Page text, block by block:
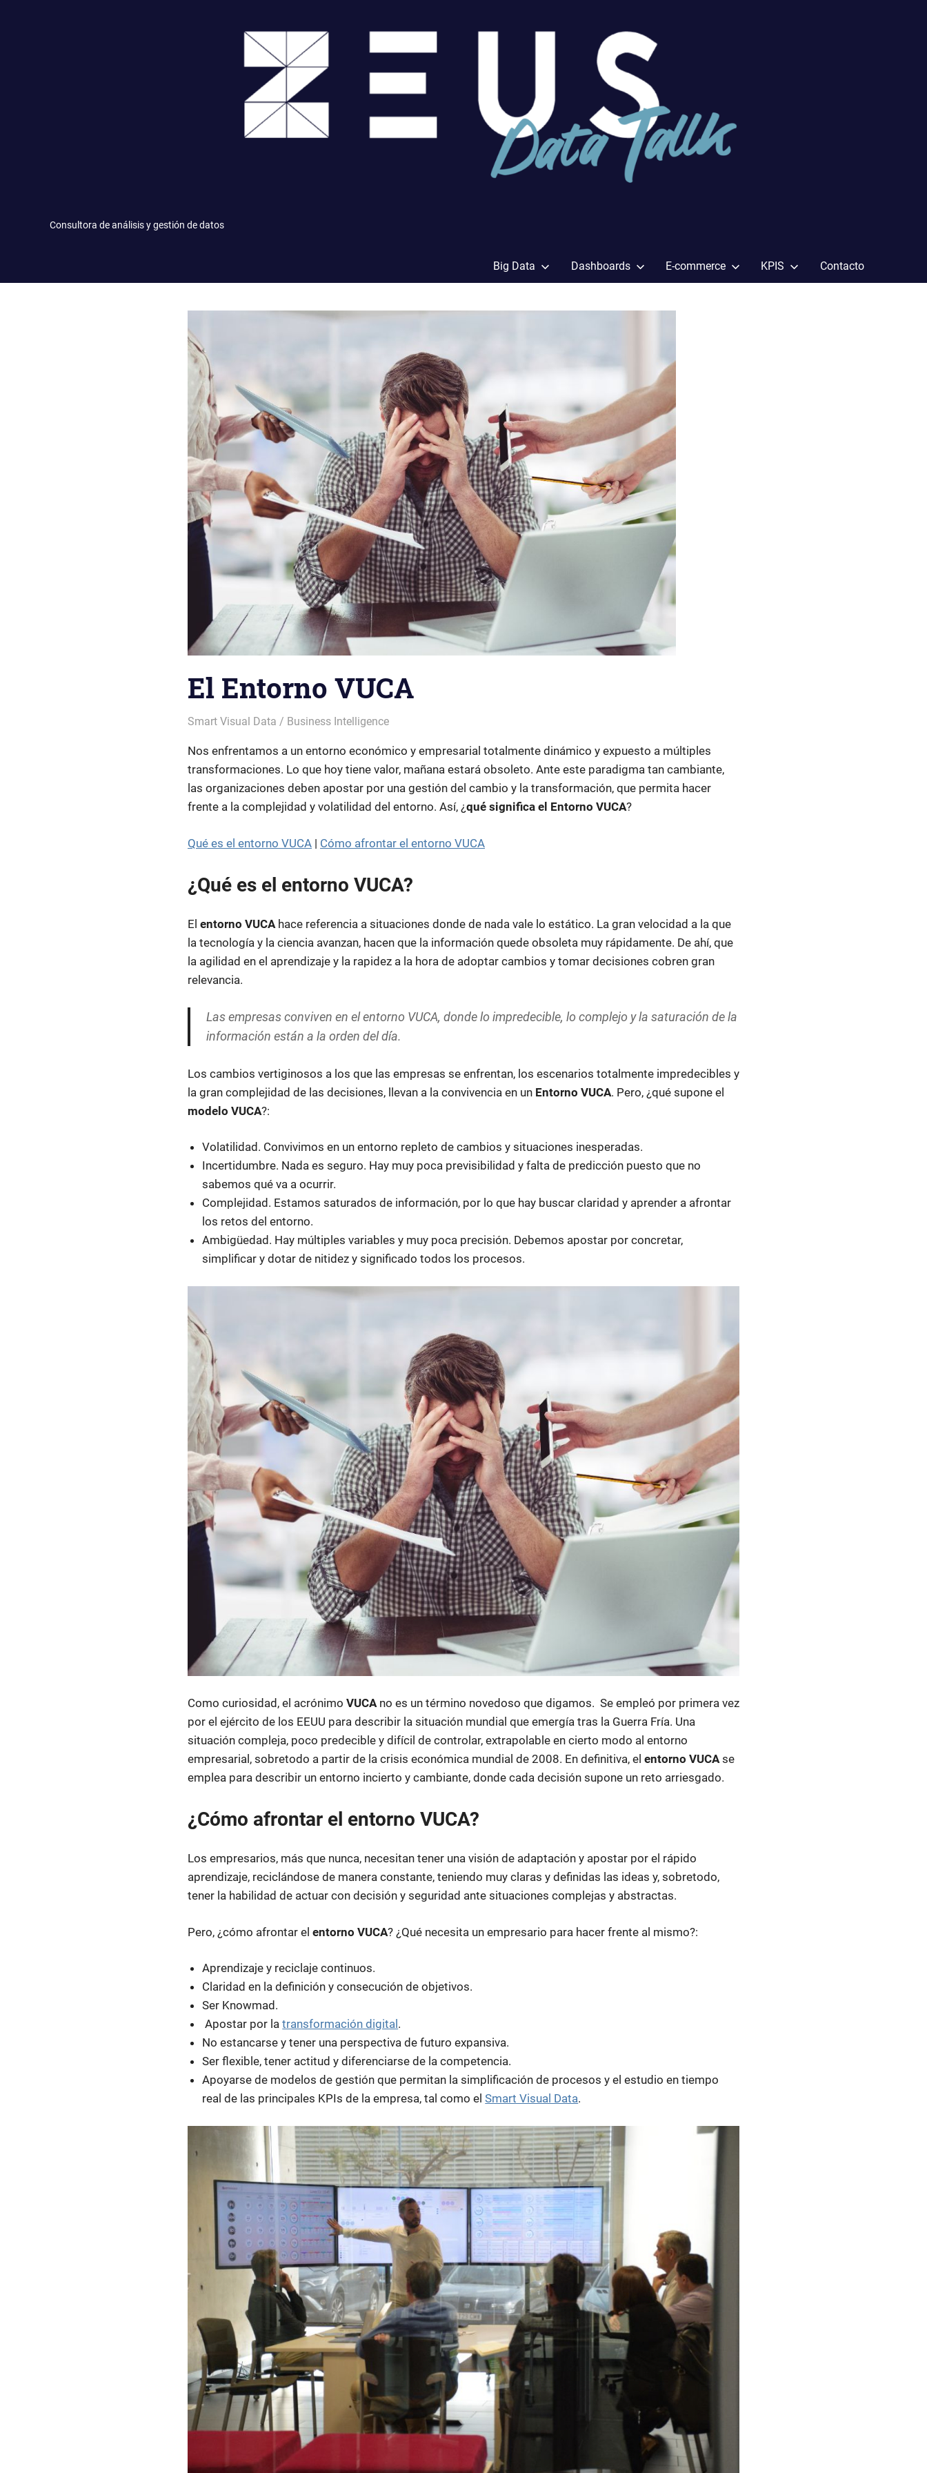
Consultora de análisis y gestión de datos
Big Data Dashboards E-commerce KPIS Contacto
El Entorno VUCA
Patricia Nuño
Smart Visual Data / Business Intelligence
Nos enfrentamos a un entorno económico y empresarial totalmente dinámico y expuesto a múltiples
transformaciones. Lo que hoy tiene valor, mañana estará obsoleto. Ante este paradigma tan cambiante,
las organizaciones deben apostar por una gestión del cambio y la transformación, que permita hacer
frente a la complejidad y volatilidad del entorno. Así, ¿qué significa el Entorno VUCA?
Qué es el entorno VUCA | Cómo afrontar el entorno VUCA
¿Qué es el entorno VUCA?
El entorno VUCAhace referencia a situaciones donde de nada vale lo estático. La gran velocidad a la que
la tecnología y la ciencia avanzan, hacen que la información quede obsoleta muy rápidamente. De ahí, que
la agilidad en el aprendizaje y la rapidez a la hora de adoptar cambios y tomar decisiones cobren gran
relevancia.
Las empresas conviven en el entorno VUCA, donde lo impredecible, lo complejo y la saturación de la
información están a la orden del día.
Los cambios vertiginosos a los que las empresas se enfrentan, los escenarios totalmente impredecibles y
la gran complejidad de las decisiones, llevan a la convivencia en un Entorno VUCA. Pero, ¿qué supone el
modelo VUCA?:
Volatilidad. Convivimos en un entorno repleto de cambios y situaciones inesperadas.
Incertidumbre. Nada es seguro. Hay muy poca previsibilidad y falta de predicción puesto que no
sabemos qué va a ocurrir.
Complejidad. Estamos saturados de información, por lo que hay buscar claridad y aprender a afrontar
los retos del entorno.
Ambigüedad. Hay múltiples variables y muy poca precisión. Debemos apostar por concretar,
simplificar y dotar de nitidez y significado todos los procesos.
Como curiosidad, el acrónimo VUCA no es un término novedoso que digamos. Se empleó por primera vez
por el ejército de los EEUU para describir la situación mundial que emergía tras la Guerra Fría. Una
situación compleja, poco predecible y difícil de controlar, extrapolable en cierto modo al entorno
empresarial, sobretodo a partir de la crisis económica mundial de 2008. En definitiva, el entorno VUCA se
emplea para describir un entorno incierto y cambiante, donde cada decisión supone un reto arriesgado.
¿Cómo afrontar el entorno VUCA?
Los empresarios, más que nunca, necesitan tener una visión de adaptación y apostar por el rápido
aprendizaje, reciclándose de manera constante, teniendo muy claras y definidas las ideas y, sobretodo,
tener la habilidad de actuar con decisión y seguridad ante situaciones complejas y abstractas.
Pero, ¿cómo afrontar el entorno VUCA? ¿Qué necesita un empresario para hacer frente al mismo?:
Aprendizaje y reciclaje continuos.
Claridad en la definición y consecución de objetivos.
Ser Knowmad.
Apostar por latransformación digital .
No estancarse y tener una perspectiva de futuro expansiva.
Ser flexible, tener actitud y diferenciarse de la competencia.
Apoyarse de modelos de gestión que permitan la simplificación de procesos y el estudio en tiempo
real de las principales KPIs de la empresa, tal como elSmart Visual Data.